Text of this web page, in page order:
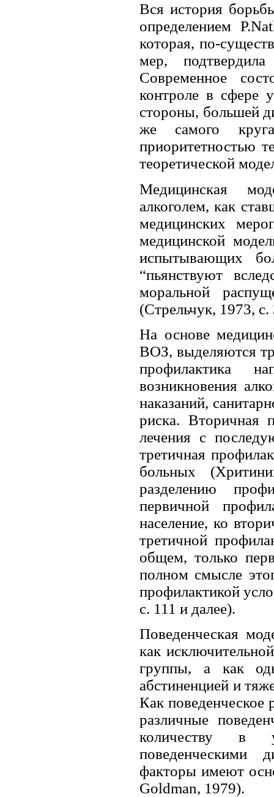
Вся история
определением
которая, по-
мер,
Современное
контроле в сфере
стороны, большей
же самого
приоритетностью
теоретической
Медицинская
алкоголем, как
медицинских
медицинской
испытывающих
“пьянствуют
моральной
(Стрельчук, 1973, с.
На основе
ВОЗ, выделяются
профилактика
возникновения
наказаний,
риска. Вторичная
лечения с
третичная
больных
разделению
первичной
население, ко
третичной
общем, только
полном смысле
профилактикой
с. 111 и далее).
Поведенческая
как
группы, а как
абстиненцией и
Как поведенческое
различные
количеству в
поведенческими
факторы имеют
Goldman, 1979).